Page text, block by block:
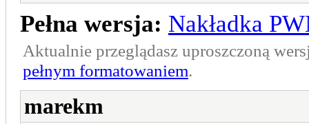
Pełna wersja: Nakładka
Aktualnie przeglądasz uproszczoną
pełnym formatowaniem.
marekm